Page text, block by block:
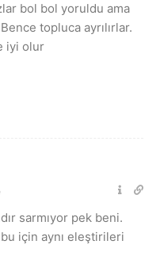
bol bol yoruldu ama
topluca ayrılırlar.
iyi olur
sarmıyor pek beni.
için aynı eleştirileri